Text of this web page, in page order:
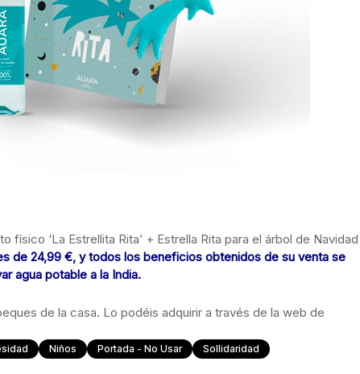
físico ‘La Estrellita Rita’ + Estrella Rita para el árbol de Navidad
de 24,99 €, y todos los beneficios obtenidos de su venta se
agua potable a la India.
de la casa. Lo podéis adquirir a través de la web de
Niños Portada - No Usar Sollidaridad